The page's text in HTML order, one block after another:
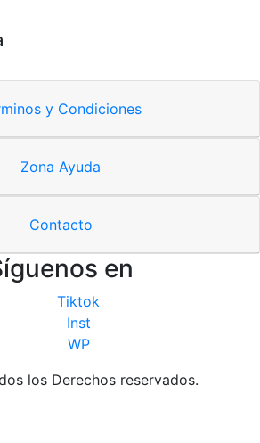
y Condiciones
Zona Ayuda
Contacto
en
Tiktok
Inst
WP
los Derechos reservados.